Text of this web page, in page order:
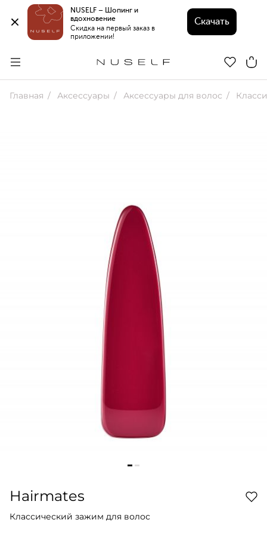
NUSELF – Шопинг и
вдохновение
Скидка на первый заказ в
приложении!
Скачать
Главная Аксессуары Аксессуары для волос
Hairmates
Классический зажим для волос